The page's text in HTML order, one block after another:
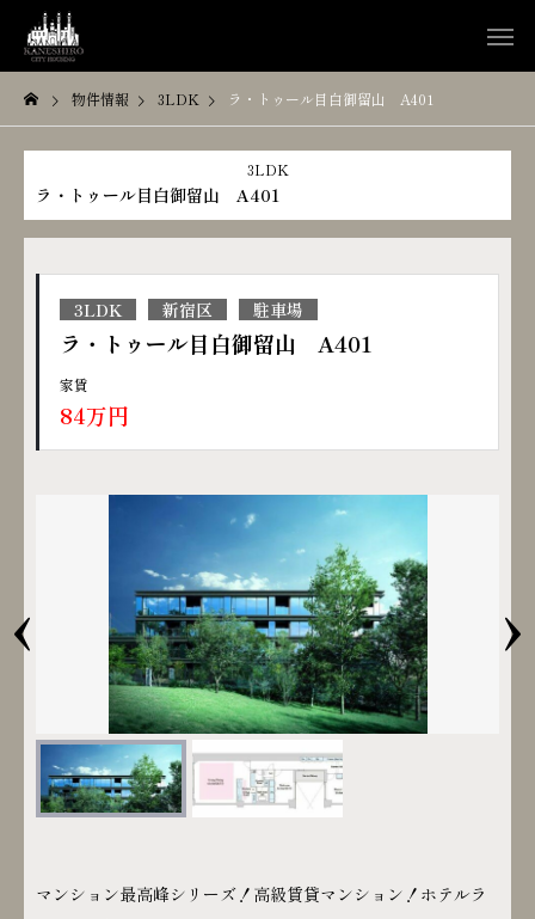
物件情報 3LDK ラ・トゥール目白御留山 A401
3LDK
ラ・トゥール目白御留山 A401
3LDK 新宿区 駐車場
ラ・トゥール目白御留山 A401
家賃
84万円
‹ ›
マンション最高峰シリーズ！高級賃貸マンション！ホテルラ